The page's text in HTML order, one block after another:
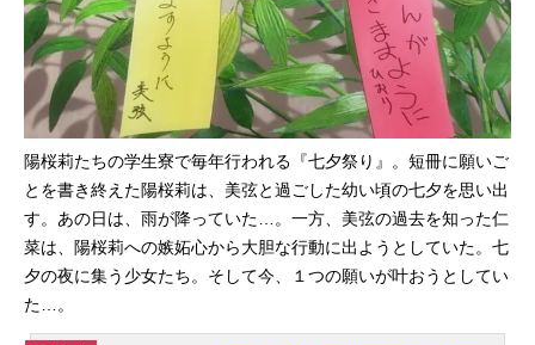
手な行動を繰り返す詩（CV:田辺留
依）とのバディを解消し、美弦（CV:
上田麗奈）とのバディ関係を結ぼう
とします。そんな仁菜の仄暗い過去
の記憶が描かれます。第6話「心に茨
を持つ少女」あらすじ敗北が続き焦
りを募らせる仁菜は、詩とのバディ
関係を解消。次にバディ相手として
望んだのは、”お姉さま”こと美弦だっ
た。仁菜にとって美弦は、自分自身
の過去すべてを捧げた人物であり、
陽桜莉たちの学生寮で毎年行われる『七夕祭り』。短冊に願いご
とを書き終えた陽桜莉は、美弦と過ごした幼い頃の七夕を思い出
す。あの日は、雨が降っていた…。一方、美弦の過去を知った仁
菜は、陽桜莉への嫉妬心から大胆な行動に出ようとしていた。七
夕の夜に集う少女たち。そして今、１つの願いが叶おうとしてい
た…。